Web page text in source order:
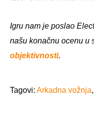
Igru nam je poslao
našu konačnu ocenu u
objektivnosti.
Tagovi: Arkadna vožnja,